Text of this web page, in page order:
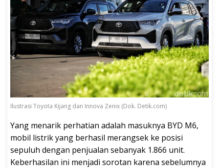
Ilustrasi Toyota Kijang dan Innova Zenix (Dok. Detik.com)
Yang menarik perhatian adalah masuknya BYD M6,
mobil listrik yang berhasil merangsek ke posisi
sepuluh dengan penjualan sebanyak 1.866 unit.
Keberhasilan ini menjadi sorotan karena sebelumnya